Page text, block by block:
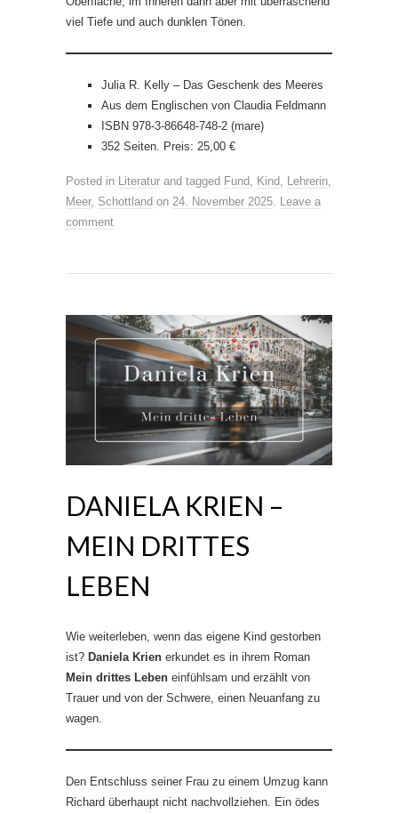
viel Tiefe und auch dunklen Tönen.
Julia R. Kelly – Das Geschenk des Meeres
Aus dem Englischen von Claudia Feldmann
ISBN 978-3-86648-748-2 (mare)
352 Seiten. Preis: 25,00 €
Posted in Literatur and tagged Fund Kind Lehrerin
Meer, Schottland on 24. November 2025
Leave a
comment
DANIELA KRIEN –
MEIN DRITTES
LEBEN
Wie weiterleben, wenn das eigene Kind gestorben
ist? Daniela Krien erkundet es in ihrem Roman
Mein drittes Leben einfühlsam und erzählt von
Trauer und von der Schwere, einen Neuanfang zu
wagen.
Den Entschluss seiner Frau zu einem Umzug kann
Richard überhaupt nicht nachvollziehen. Ein ödes